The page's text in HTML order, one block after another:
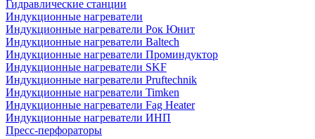
Гидравлические станции
Индукционные нагреватели
Индукционные нагреватели Рок Юнит
Индукционные нагреватели Baltech
Индукционные нагреватели Проминдуктор
Индукционные нагреватели SKF
Индукционные нагреватели Pruftechnik
Индукционные нагреватели Timken
Индукционные нагреватели Fag Heater
Индукционные нагреватели ИНП
Пресс-перфораторы